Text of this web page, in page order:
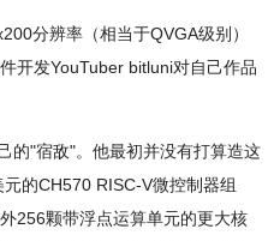
分辨率（相当于QVGA级别）
开发YouTuber bitluni对自己作品
的"宿敌"。他最初并没有打算造这
的CH570 RISC-V微控制器组
256颗带浮点运算单元的更大核